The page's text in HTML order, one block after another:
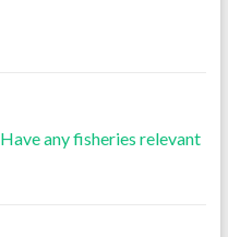
Have any fisheries relevant